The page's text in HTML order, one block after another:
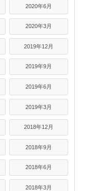
2020年6月
2020年3月
2019年12月
2019年9月
2019年6月
2019年3月
2018年12月
2018年9月
2018年6月
2018年3月